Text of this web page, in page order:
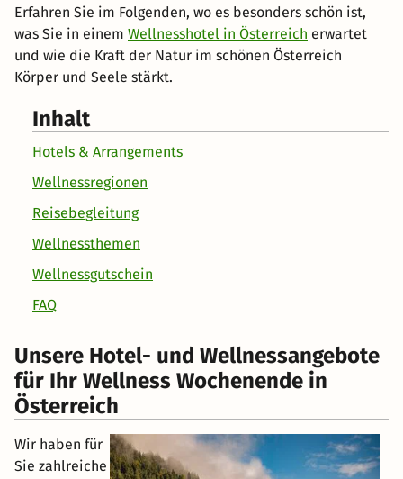
Erfahren Sie im Folgenden, wo es besonders schön ist,
was Sie in einem Wellnesshotel in Österreich erwartet
und wie die Kraft der Natur im schönen Österreich
Körper und Seele stärkt.
Inhalt
Hotels & Arrangements
Wellnessregionen
Reisebegleitung
Wellnessthemen
Wellnessgutschein
FAQ
Unsere Hotel- und Wellnessangebote
für Ihr Wellness Wochenende in
Österreich
Wir haben für
Sie zahlreiche